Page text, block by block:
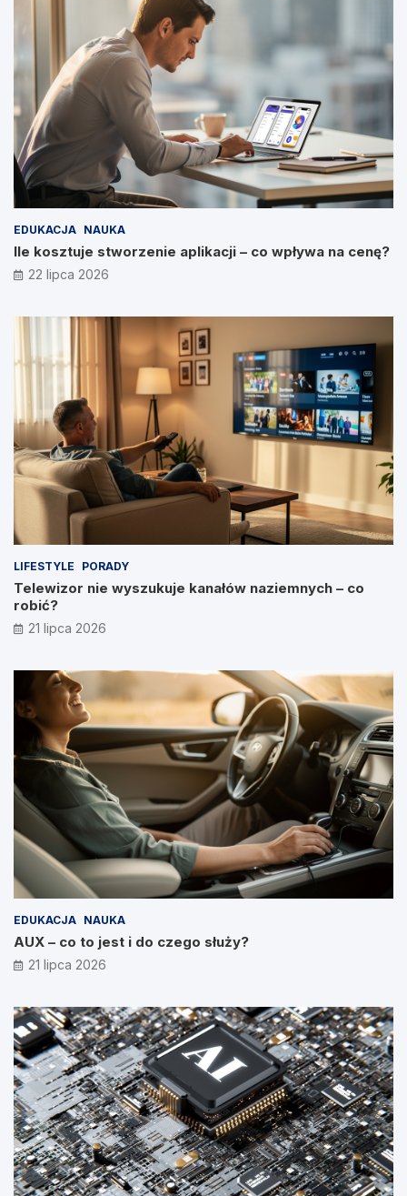
EDUKACJA NAUKA
Ile kosztuje stworzenie aplikacji – co wpływa na cenę?
22 lipca 2026
LIFESTYLE PORADY
Telewizor nie wyszukuje kanałów naziemnych – co
robić?
21 lipca 2026
EDUKACJA NAUKA
AUX – co to jest i do czego służy?
21 lipca 2026